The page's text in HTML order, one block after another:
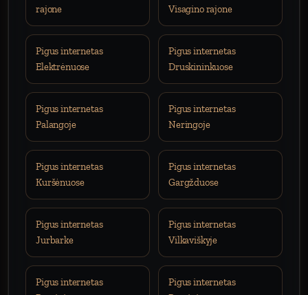
rajone
Visagino rajone
Pigus internetas
Elektrėnuose
Pigus internetas
Druskininkuose
Pigus internetas
Palangoje
Pigus internetas
Neringoje
Pigus internetas
Kuršėnuose
Pigus internetas
Gargžduose
Pigus internetas
Jurbarke
Pigus internetas
Vilkaviškyje
Pigus internetas
Pigus internetas